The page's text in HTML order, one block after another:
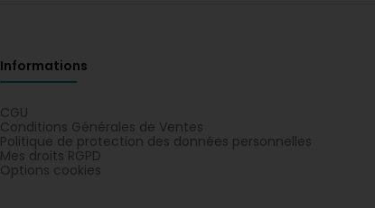
Informations
CGU
Conditions Générales de Ventes
Politique de protection des données personnelles
Mes droits RGPD
Options cookies